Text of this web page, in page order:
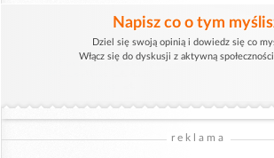
Napisz co o tym
Dziel się swoją opinią i dowiedz się co
Włącz się do dyskusji z aktywną
reklama